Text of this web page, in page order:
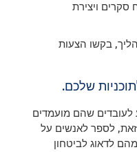
סקרים ויצירת
בקשו הצעות
לעובדים שהם מועמדים
זאת, לספר לאנשים על
לדאוג לביטחון